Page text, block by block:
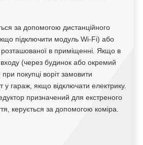
за допомогою дистанційного
підключити модуль Wi-Fi) або
розташованої в приміщенні. Якщо в
(через будинок або окремий
покупці воріт замовити
у гараж, якщо відключати електрику.
призначений для екстреного
керується за допомогою коміра.